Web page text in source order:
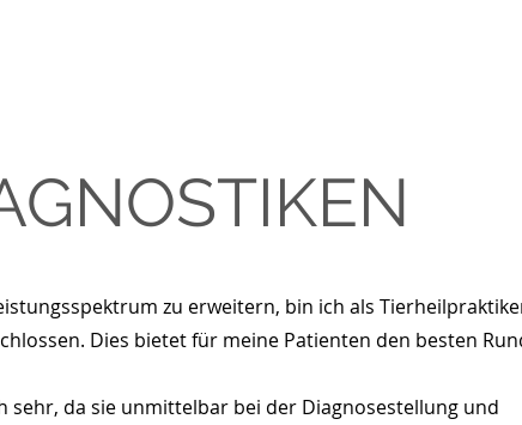
zu erweitern, bin ich als
Dies bietet für meine Patienten den besten
sehr, da sie unmittelbar bei der Diagnosestellung und